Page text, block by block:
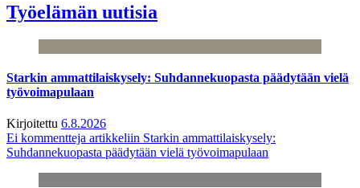
Työelämän uutisia
Starkin ammattilaiskysely: Suhdannekuopasta päädytään vielä
työvoimapulaan
Kirjoitettu 6.8.2026
Ei kommentteja artikkeliin Starkin ammattilaiskysely:
Suhdannekuopasta päädytään vielä työvoimapulaan